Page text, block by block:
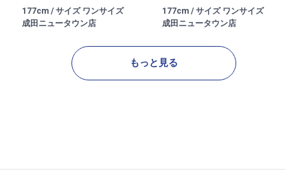
177cm / サイズ ワンサイズ
成田ニュータウン店
177cm / サイズ ワンサイズ
成田ニュータウン店
もっと見る